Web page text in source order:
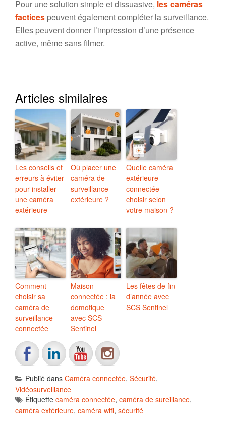
Pour une solution simple et dissuasive, les caméras
factices peuvent également compléter la surveillance.
Elles peuvent donner l’impression d’une présence
active, même sans filmer.
Articles similaires
Les conseils et
erreurs à éviter
pour installer
une caméra
extérieure
Où placer une
caméra de
surveillance
extérieure ?
Quelle caméra
extérieure
connectée
choisir selon
votre maison ?
Comment
choisir sa
caméra de
surveillance
connectée
Maison
connectée : la
domotique
avec SCS
Sentinel
Les fêtes de fin
d’année avec
SCS Sentinel
Publié dans Caméra connectée, Sécurité,
Vidéosurveillance
Étiquette caméra connectée, caméra de sureillance,
caméra extérieure, caméra wifi, sécurité